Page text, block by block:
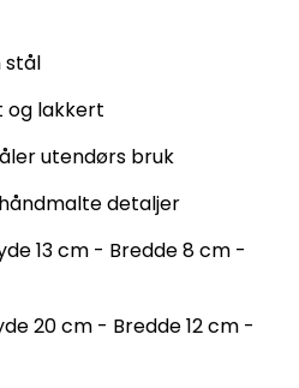
stål
og lakkert
utendørs bruk
detaljer
13 cm - Bredde 8 cm -
20 cm - Bredde 12 cm -